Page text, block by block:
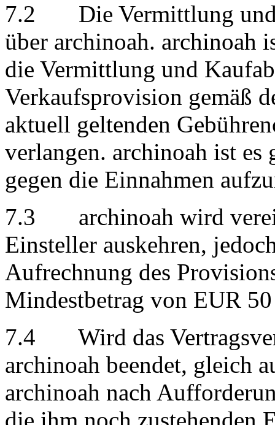
7.2 Die Vermittlung und
über archinoah. archinoah
die Vermittlung und
Verkaufsprovision gemäß
aktuell geltenden
verlangen. archinoah ist es
gegen die Einnahmen
7.3 archinoah wird
Einsteller auskehren,
Aufrechnung des
Mindestbetrag von EUR 50
7.4 Wird das
archinoah beendet, gleich
archinoah nach